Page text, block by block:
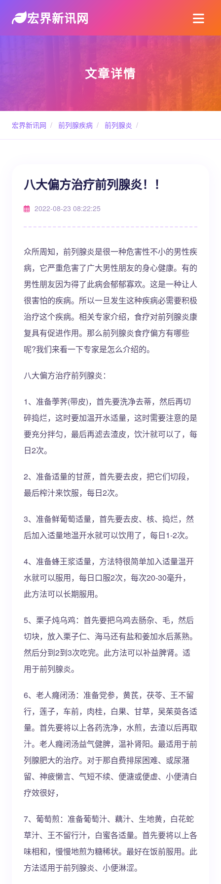
宏界新讯网
文章详情
宏界新讯网 / 前列腺疾病 / 前列腺炎 /
八大偏方治疗前列腺炎！！
2022-08-23 08:22:25
众所周知，前列腺炎是很一种危害性不小的男性疾
病，它严重危害了广大男性朋友的身心健康。有的
男性朋友因为得了此病会郁郁寡欢。这是一种让人
很害怕的疾病。所以一旦发生这种疾病必需要积极
治疗这个疾病。相关专家介绍，食疗对前列腺炎康
复具有促进作用。那么前列腺炎食疗偏方有哪些
呢?我们来看一下专家是怎么介绍的。
八大偏方治疗前列腺炎：
1、准备荸荠(带皮)，首先要洗净去蒂，然后再切
碎捣烂，这时要加温开水适量，这时需要注意的是
要充分拌匀，最后再滤去渣皮，饮汁就可以了，每
日2次。
2、准备适量的甘蔗，首先要去皮，把它们切段，
最后榨汁来饮服，每日2次。
3、准备鲜葡萄适量，首先要去皮、核、捣烂，然
后加入适量地温开水就可以饮用了，每日1-2次。
4、准备蜂王浆适量，方法特很简单加入适量温开
水就可以服用，每日口服2次，每次20-30毫升，
此方法可以长期服用。
5、栗子炖乌鸡：首先要把乌鸡去肠杂、毛，然后
切块，放入栗子仁、海马还有盐和姜加水后蒸熟。
然后分到2到3次吃完。此方法可以补益脾肾。适
用于前列腺炎。
6、老人癃闭汤：准备党参，黄芪，茯苓、王不留
行，莲子，车前，肉桂，白果、甘草，吴茱萸各适
量。首先要将以上各药洗净，水煎，去渣以后再取
汁。老人癃闭汤益气健脾，温补肾阳。最适用于前
列腺肥大的治疗。对于那自费排尿困难、或尿潴
留、神疲懒言、气短不续、便溏或便虚、小便清白
疗效很好，
7、葡萄煎：准备葡萄汁、藕汁、生地黄，白花蛇
草汁、王不留行汁，白蜜各适量。首先要将以上各
味相和，慢慢地煎为糖稀状。最好在饭前服用。此
方法适用于前列腺炎、小便淋涩。